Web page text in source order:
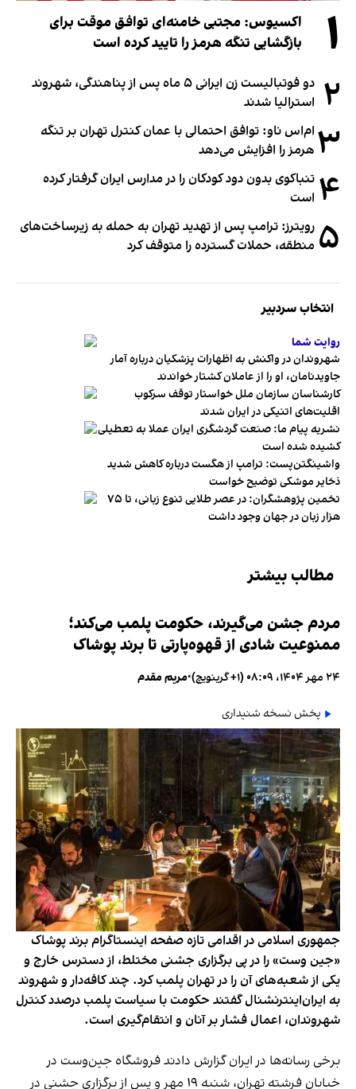
۱
اکسیوس: مجتبی خامنه‌ای توافق موقت برای
بازگشایی تنگه هرمز را تایید کرده است
۲
دو فوتبالیست زن ایرانی ۵ ماه پس از پناهندگی، شهروند
استرالیا شدند
۳ ام‌اس ناو: توافق احتمالی با عمان کنترل تهران بر تنگه
هرمز را افزایش می‌دهد
۴ تنباکوی بدون دود کودکان را در مدارس ایران گرفتار کرده
است
۵ رویترز: ترامپ پس از تهدید تهران به حمله به زیرساخت‌های
منطقه، حملات گسترده را متوقف کرد
انتخاب سردبیر
روایت شما
شهروندان در واکنش به اظهارات پزشکیان درباره آمار
جاویدنامان، او را از عاملان کشتار خواندند
کارشناسان سازمان ملل خواستار توقف سرکوب
اقلیت‌های اتنیکی در ایران شدند
نشریه پیام ما: صنعت گردشگری ایران عملا به تعطیلی
کشیده شده است
واشینگتن‌پست: ترامپ از هگست درباره کاهش شدید
ذخایر موشکی توضیح خواست
تخمین پژوهشگران: در عصر طلایی تنوع زبانی، تا ۷۵
هزار زبان در جهان وجود داشت
مطالب بیشتر
مردم جشن می‌گیرند، حکومت پلمب می‌کند؛
ممنوعیت شادی از قهوه‌پارتی تا برند پوشاک
۲۴ مهر ۱۴۰۴، ۰۸:۰۹ (‎+۱ گرینویچ) •مریم مقدم
پخش نسخه شنیداری
جمهوری اسلامی در اقدامی تازه صفحه اینستاگرام برند پوشاک
«جین وست» را در پی برگزاری جشنی مختلط، از دسترس خارج و
یکی از شعبه‌های آن را در تهران پلمب کرد. چند کافه‌‌دار و شهروند
به ایران‌اینترنشنال گفتند حکومت با سیاست پلمب درصدد کنترل
شهروندان، اعمال فشار بر آنان و انتقام‌گیری است.
برخی رسانه‌ها در ایران گزارش دادند فروشگاه جین‌وست در
خیابان فرشته تهران، شنبه ۱۹ مهر و پس از برگزاری جشنی در